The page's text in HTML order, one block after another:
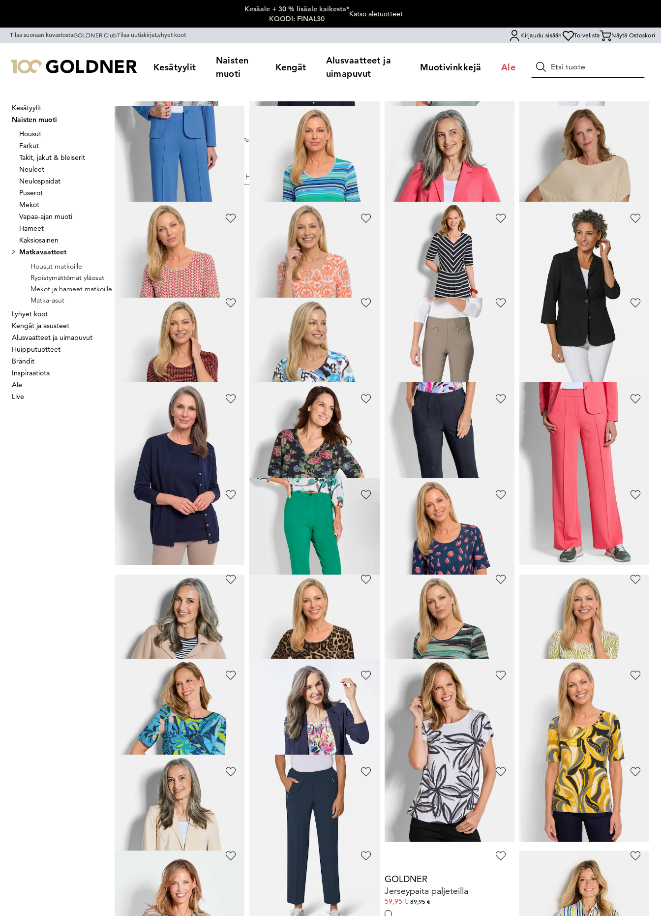
Kesäale + 30 % lisäale kaikesta*
KOODI: FINAL30
Katso aletuotteet
Tilaa suoraan kuvastostaGOLDNER ClubTilaa uutiskirjeLyhyet koot Kirjaudu sisään Toivelista Näytä Ostoskori
Kesätyylit
Naisten
muoti
Kengät
Alusvaatteet ja
uimapuvut
Muotivinkkejä Ale Hae
Kesätyylit
Naisten muoti
Housut
Farkut
Takit, jakut & bleiserit
Neuleet
Neulospaidat
Puserot
Mekot
Vapaa-ajan muoti
Hameet
Kaksiosainen
Matkavaatteet
Housut matkoille
Rypistymättömät yläosat
Mekot ja hameet matkoille
Matka-asut
Lyhyet koot
Kengät ja asusteet
Alusvaatteet ja uimapuvut
Huipputuotteet
Brändit
Inspiraatiota
Ale
Live
Naisten muoti Matkavaatteet
Matkavaatteet Tuotteet
Suodata Alennus Hinta
GOLDNER
119,95 €
GOLDNER
Neulebleiseri päällitaskuilla
GOLDNER
Kevyt kreppipaita
59,95 €
LOUISA-bengaliinihousut
119,95 €
GOLDNER
99,95 €
GOLDNER
Jersey-bleiseri kauluskäänteillä
119,95 € 139,95 €
GOLDNER
129,95 €
30 päivän alin hinta**: 109,95 € (-18%)
89,95 €
GOLDNER
49,95 €89,95 €
GOLDNER
Laivastotyylinen jerseymekko
139,95 €
30 päivän alin hinta**: 139,95 € (-14%)
GOLDNER
169,95 €
30 päivän alin hinta**: 139,95 € (-14%)
GOLDNER
89,95 €
GOLDNER
89,95 €
GOLDNER
LOUISA-bengaliinihousut
+ 11
GOLDNER
Vajaamittaiset
LOUISA -bengaliinihousut
+ 11
Neuletakki puhdasta merinovillaa
+ 2
Kukallinen jerseypaita laskoksilla
69,95 €
30 päivän alin hinta**: 69,95 € (-14%)
GOLDNER
139,95 €
+ 1
GOLDNER
119,95 €
GOLDNER
Raitapaita viskoosijerseytä
69,95 €
+ 1
30 päivän alin hinta**: 59,95 € (-16%)
GOLDNER
-jerseyhousut joustavalla vyötäröllä
129,95 €
GOLDNER
Kesäpaita, jossa on täpläkuvio
39,95 € 89,95 €
30 päivän alin hinta**: 49,95 € (-20%)
GOLDNER
Neulospaita
+ 7
Neulebleiseri päällitaskuilla
139,95 €
GOLDNER
Paita, jossa on tyylikäs leo-printti
89,95 €
GOLDNER
54,95 €99,95 €
GOLDNER
Seeprakuvioinen viskoosipaita
89,95 €
Jerseypaita venepääntiellä
89,95 €
GOLDNER
Jerseypaita paljeteilla
59,95 €89,95 € 89,95 €